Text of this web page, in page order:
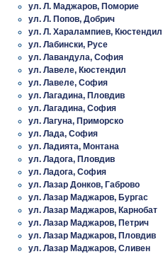
ул. Л. Маджаров, Поморие
ул. Л. Попов, Добрич
ул. Л. Харалампиев, Кюстендил
ул. Лабински, Русе
ул. Лавандула, София
ул. Лавеле, Кюстендил
ул. Лавеле, София
ул. Лагадина, Пловдив
ул. Лагадина, София
ул. Лагуна, Приморско
ул. Лада, София
ул. Ладията, Монтана
ул. Ладога, Пловдив
ул. Ладога, София
ул. Лазар Донков, Габрово
ул. Лазар Маджаров, Бургас
ул. Лазар Маджаров, Карнобат
ул. Лазар Маджаров, Петрич
ул. Лазар Маджаров, Пловдив
ул. Лазар Маджаров, Сливен